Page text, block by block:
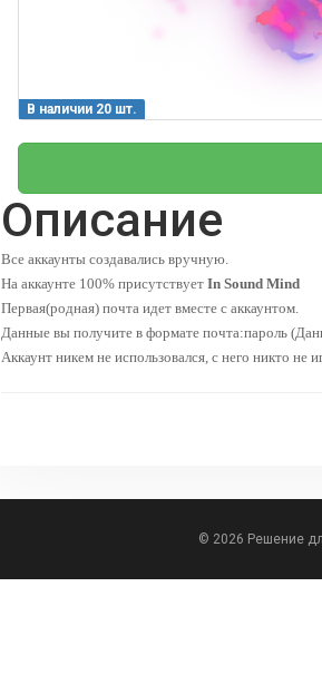
В наличии 20 шт.
Описание
Все аккаунты создавались вручную.
На аккаунте 100% присутствует In Sound Mind
Первая(родная) почта идет вместе с аккаунтом.
Данные вы получите в формате почта:пароль
Аккаунт никем не использовался, с него никто не
© 2026 Решение